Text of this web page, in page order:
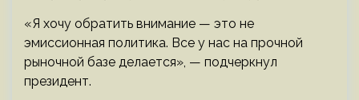
«Я хочу обратить внимание — это не
эмиссионная политика. Все у нас на прочной
рыночной базе делается», — подчеркнул
президент.